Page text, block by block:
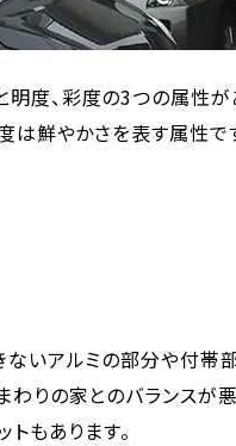
度、彩度の3つの属性が
は鮮やかさを表す属性で
いアルミの部分や付帯
りの家とのバランスが
もあります。